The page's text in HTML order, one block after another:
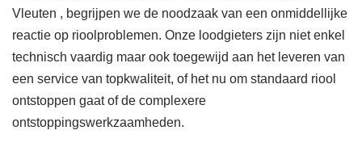
Vleuten , begrijpen we de noodzaak van een onmiddellijke
reactie op rioolproblemen. Onze loodgieters zijn niet enkel
technisch vaardig maar ook toegewijd aan het leveren van
een service van topkwaliteit, of het nu om standaard riool
ontstoppen gaat of de complexere
ontstoppingswerkzaamheden.